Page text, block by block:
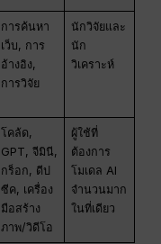
การค้นหา
เว็บ, การ
อ้างอิง,
การวิจัย
นักวิจัยและ
นัก
วิเคราะห์
โคล้ด,
GPT, จีมินี,
กร็อก, ดีป
ซีค, เครื่อง
มือสร้าง
ภาพ/วิดีโอ
ผู้ใช้ที่
ต้องการ
โมเดล AI
จำนวนมาก
ในที่เดียว